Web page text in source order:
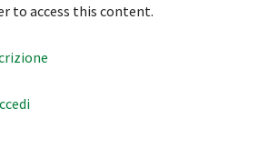
to access this content.